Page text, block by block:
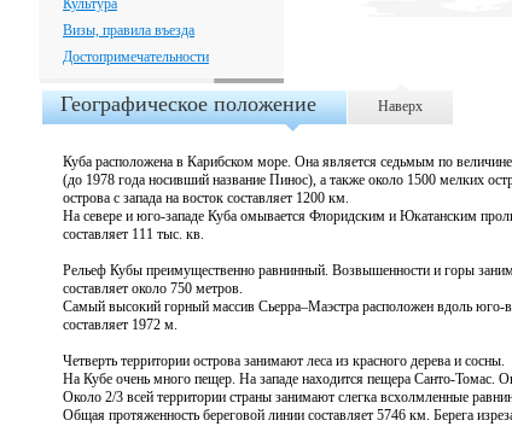
Культура
Визы, правила въезда
Достопримечательности
Географическое положение Наверх
Куба расположена в Карибском море. Она является седьмым по
(до 1978 года носивший название Пинос), а также около 1500 мелких
острова с запада на восток составляет 1200 км.
На севере и юго-западе Куба омывается Флоридским и Юкатанским
составляет 111 тыс. кв.
Рельеф Кубы преимущественно равнинный. Возвышенности и горы
составляет около 750 метров.
Самый высокий горный массив Сьерра–Маэстра расположен вдоль юго-
составляет 1972 м.
Четверть территории острова занимают леса из красного дерева и сосны.
На Кубе очень много пещер. На западе находится пещера Санто-Томас.
Около 2/3 всей территории страны занимают слегка всхолмленные
Общая протяженность береговой линии составляет 5746 км. Берега